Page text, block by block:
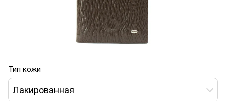
Тип кожи
Лакированная